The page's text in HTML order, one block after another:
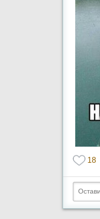
18